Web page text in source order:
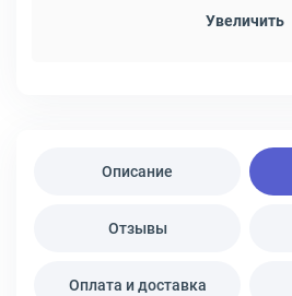
Увеличить
Описание
Отзывы
Оплата и доставка